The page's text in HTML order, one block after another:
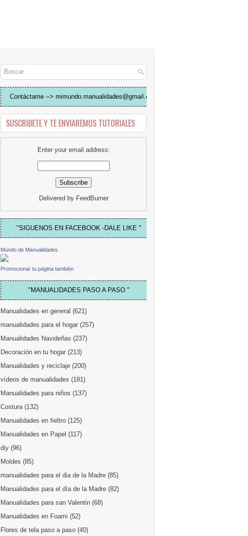
Contáctame --> mimundo.manualidades@gmail.com
SUSCRIBETE Y TE ENVIAREMOS TUTORIALES
Enter your email address:
Delivered by FeedBurner
"SIGUENOS EN FACEBOOK -DALE LIKE "
Mundo de Manualidades
Promocionar tu página también
"MANUALIDADES PASO A PASO "
Manualidades en general (621)
manualidades para el hogar (257)
Manualidades Navideñas (237)
Decoración en tu hogar (213)
Manualidades y reciclaje (200)
vídeos de manualidades (181)
Manualidades para niños (137)
Costura (132)
Manualidades en fieltro (125)
Manualidades en Papel (117)
diy (96)
Moldes (85)
manualidades para el dia de la Madre (85)
Manualidades para el día de la Madre (82)
Manualidades para san Valentin (68)
Manualidades en Foami (52)
Flores de tela paso a paso (40)